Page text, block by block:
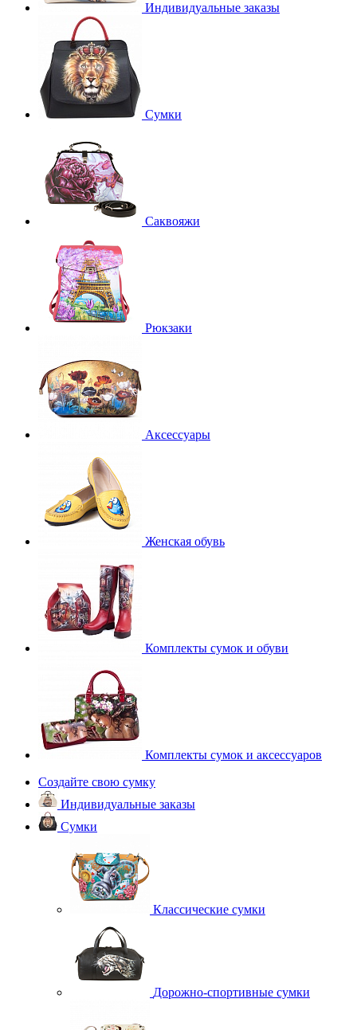
Индивидуальные заказы
Сумки
Саквояжи
Рюкзаки
Аксессуары
Женская обувь
Комплекты сумок и обуви
Комплекты сумок и аксессуаров
Создайте свою сумку
Индивидуальные заказы
Сумки
Классические сумки
Дорожно-спортивные сумки